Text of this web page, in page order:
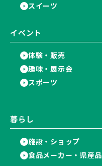
スイーツ
イベント
体験・販売
趣味・展示会
スポーツ
暮らし
施設・ショップ
食品メーカー・県産品